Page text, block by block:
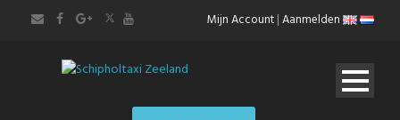
Mijn Account|Aanmelden